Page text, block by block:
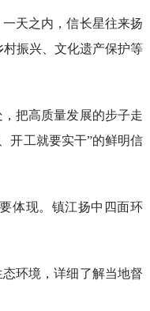
天之内，信长星往来扬
振兴、文化遗产保护等
把高质量发展的步子走
开工就要实干”的鲜明信
体现。镇江扬中四面环
环境，详细了解当地督